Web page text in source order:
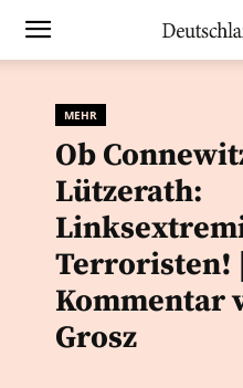
MEHR
Ob
Lützerath:
Terroristen!
Kommentar
Grosz